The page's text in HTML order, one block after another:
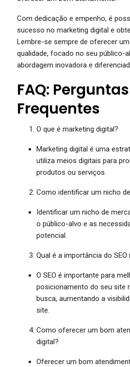
Com dedicação e empenho, é
sucesso no marketing digital e
Lembre-se sempre de oferecer
qualidade, focado no seu público-
abordagem inovadora e
FAQ: Perguntas
Frequentes
O que é marketing digital?
Marketing digital é uma
utiliza meios digitais para
produtos ou serviços.
Como identificar um nicho
Identificar um nicho de
o público-alvo e as
potencial.
Qual é a importância do
O SEO é importante para
posicionamento do seu site
busca, aumentando a
site.
Como oferecer um bom
digital?
Oferecer um bom